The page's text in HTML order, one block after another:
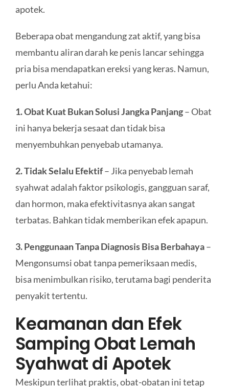
apotek.
Beberapa obat mengandung zat aktif, yang bisa
membantu aliran darah ke penis lancar sehingga
pria bisa mendapatkan ereksi yang keras. Namun,
perlu Anda ketahui:
1. Obat Kuat Bukan Solusi Jangka Panjang– Obat
ini hanya bekerja sesaat dan tidak bisa
menyembuhkan penyebab utamanya.
2. Tidak Selalu Efektif– Jika penyebab lemah
syahwat adalah faktor psikologis, gangguan saraf,
dan hormon, maka efektivitasnya akan sangat
terbatas. Bahkan tidak memberikan efek apapun.
3. Penggunaan Tanpa Diagnosis Bisa Berbahaya–
Mengonsumsi obat tanpa pemeriksaan medis,
bisa menimbulkan risiko, terutama bagi penderita
penyakit tertentu.
Keamanan dan Efek
Samping Obat Lemah
Syahwat di Apotek
Meskipun terlihat praktis, obat-obatan ini tetap